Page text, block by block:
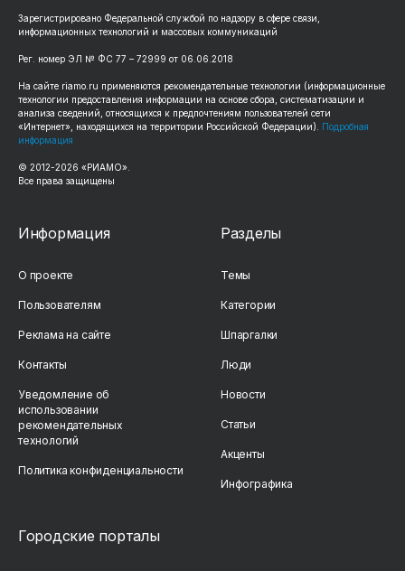
Зарегистрировано Федеральной службой по надзору в сфере связи,
информационных технологий и массовых коммуникаций
Рег. номер ЭЛ № ФС 77 – 72999 от 06.06.2018
На сайте riamo.ru применяются рекомендательные технологии (информационные
технологии предоставления информации на основе сбора, систематизации и
анализа сведений, относящихся к предпочтениям пользователей сети
«Интернет», находящихся на территории Российской Федерации). Подробная
информация
© 2012-2026 «РИАМО».
Все права защищены
Информация
О проекте
Пользователям
Реклама на сайте
Контакты
Уведомление об
использовании
рекомендательных
технологий
Политика конфиденциальности
Разделы
Темы
Категории
Шпаргалки
Люди
Новости
Статьи
Акценты
Инфографика
Городские порталы